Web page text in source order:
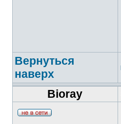
Вернуться
наверх
Bioray